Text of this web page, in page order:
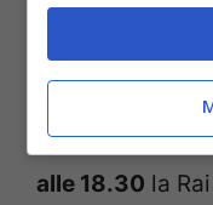
Nelpomeriggio
chiese del
suoneranno le
alle 18.30 la